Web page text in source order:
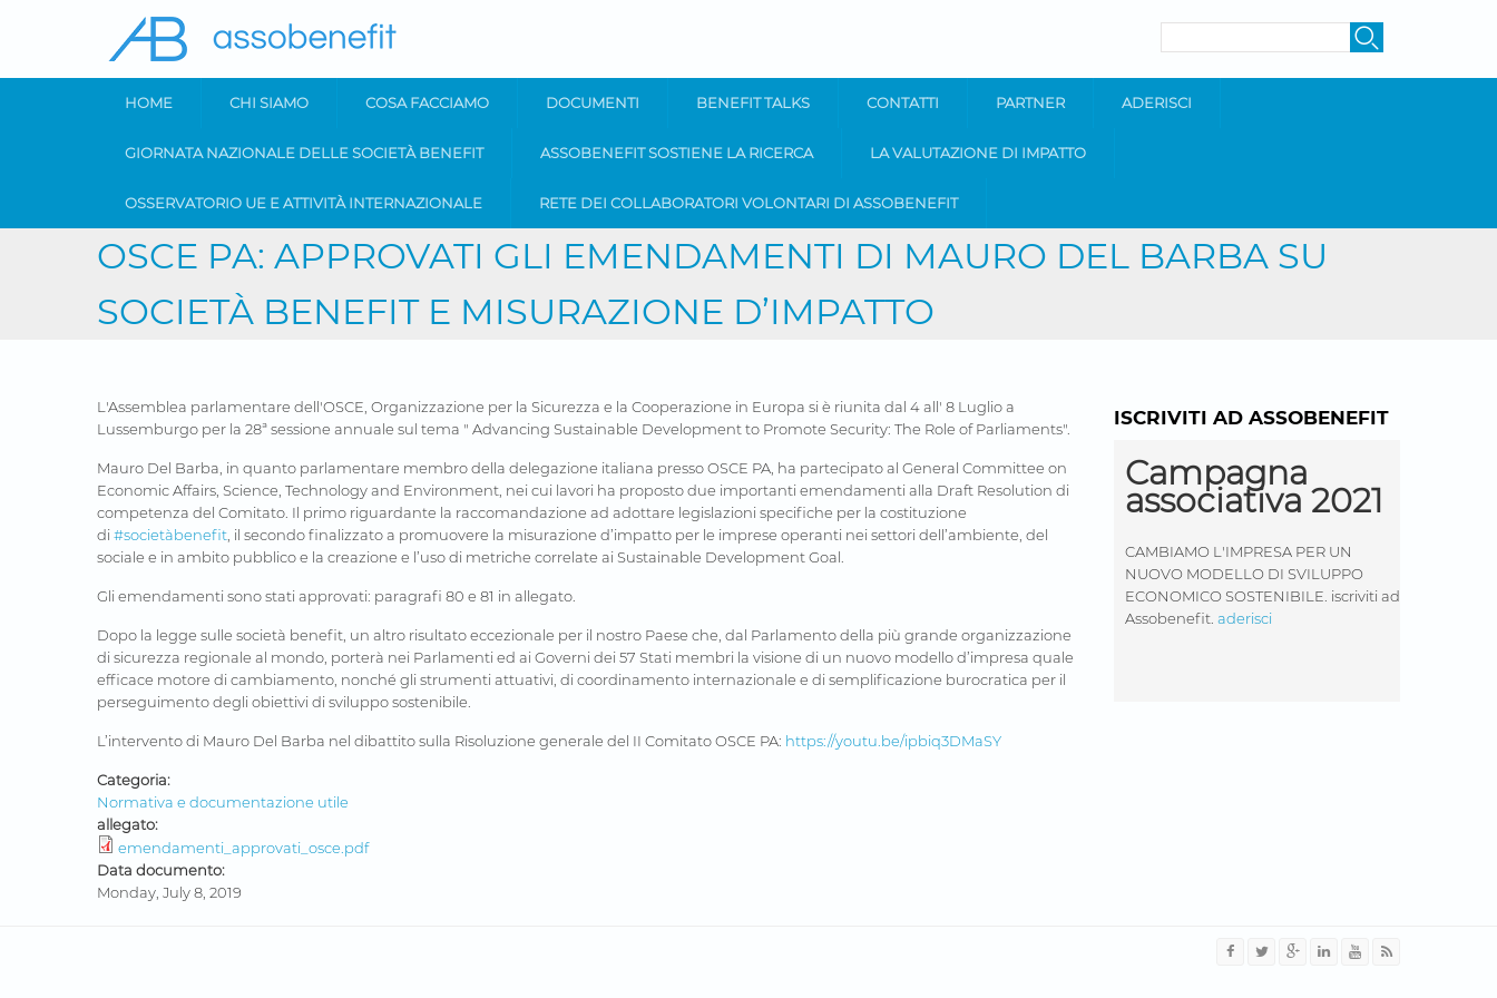
HOME CHI SIAMO COSA FACCIAMO DOCUMENTI BENEFIT TALKS CONTATTI PARTNER ADERISCI
GIORNATA NAZIONALE DELLE SOCIETÀ BENEFIT ASSOBENEFIT SOSTIENE LA RICERCA LA VALUTAZIONE DI IMPATTO
OSSERVATORIO UE E ATTIVITÀ INTERNAZIONALE RETE DEI COLLABORATORI VOLONTARI DI ASSOBENEFIT
OSCE PA: APPROVATI GLI EMENDAMENTI DI MAURO DEL BARBA SU
SOCIETÀ BENEFIT E MISURAZIONE D’IMPATTO
L'Assemblea parlamentare dell'OSCE, Organizzazione per la Sicurezza e la Cooperazione in Europa si è riunita dal 4 all' 8 Luglio a
Lussemburgo per la 28ª sessione annuale sul tema " Advancing Sustainable Development to Promote Security: The Role of Parliaments".
Mauro Del Barba, in quanto parlamentare membro della delegazione italiana presso OSCE PA, ha partecipato al General Committee on
Economic Affairs, Science, Technology and Environment, nei cui lavori ha proposto due importanti emendamenti alla Draft Resolution di
competenza del Comitato. Il primo riguardante la raccomandazione ad adottare legislazioni specifiche per la costituzione
di#societàbenefit , il secondo finalizzato a promuovere la misurazione d’impatto per le imprese operanti nei settori dell’ambiente, del
sociale e in ambito pubblico e la creazione e l’uso di metriche correlate ai Sustainable Development Goal.
Gli emendamenti sono stati approvati: paragrafi 80 e 81 in allegato.
Dopo la legge sulle società benefit, un altro risultato eccezionale per il nostro Paese che, dal Parlamento della più grande organizzazione
di sicurezza regionale al mondo, porterà nei Parlamenti ed ai Governi dei 57 Stati membri la visione di un nuovo modello d’impresa quale
efficace motore di cambiamento, nonché gli strumenti attuativi, di coordinamento internazionale e di semplificazione burocratica per il
perseguimento degli obiettivi di sviluppo sostenibile.
L’intervento di Mauro Del Barba nel dibattito sulla Risoluzione generale del II Comitato OSCE PA: https://youtu.be/ipbiq3DMaSY
Categoria:
Normativa e documentazione utile
allegato:
emendamenti_approvati_osce.pdf
Data documento:
Monday, July 8, 2019
ISCRIVITI AD ASSOBENEFIT
Campagna
associativa 2021
CAMBIAMO L'IMPRESA PER UN
NUOVO MODELLO DI SVILUPPO
ECONOMICO SOSTENIBILE. iscriviti ad
Assobenefit. aderisci